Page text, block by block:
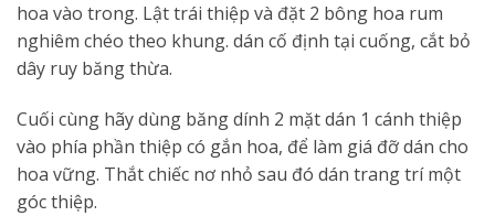
hoa vào trong. Lật trái thiệp và đặt 2 bông hoa rum
nghiêm chéo theo khung. dán cố định tại cuống, cắt bỏ
dây ruy băng thừa.
Cuối cùng hãy dùng băng dính 2 mặt dán 1 cánh thiệp
vào phía phần thiệp có gắn hoa, để làm giá đỡ dán cho
hoa vững. Thắt chiếc nơ nhỏ sau đó dán trang trí một
góc thiệp.